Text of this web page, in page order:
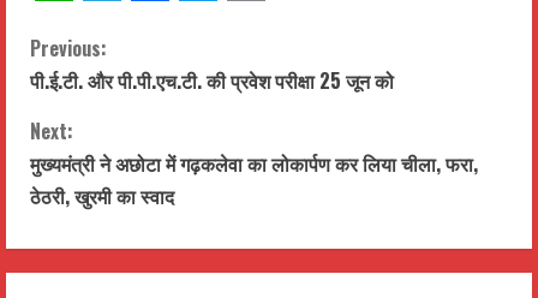
C
o
n
t
i
Previous:
पी.ई.टी. और पी.पी.एच.टी. की प्रवेश परीक्षा 25 जून को
Next:
मुख्यमंत्री ने अछोटा में गढ़कलेवा का लोकार्पण कर लिया चीला, फरा,
ठेठरी, खुरमी का स्वाद